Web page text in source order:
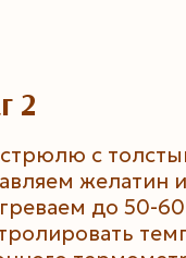
2
с
желатин
до 50-